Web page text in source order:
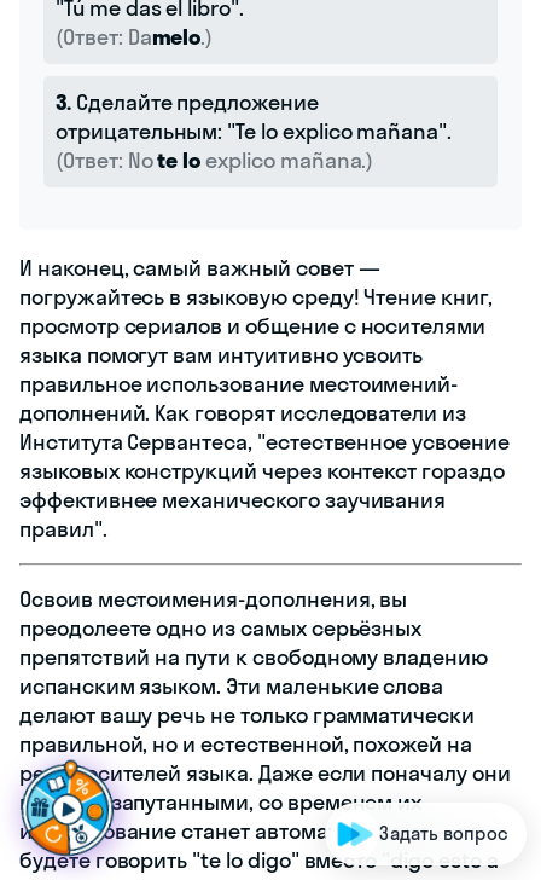
"Tú me das el libro".
(Ответ: Damelo.)
3.Сделайте предложение
отрицательным: "Te lo explico mañana".
(Ответ: Note loexplico mañana.)
И наконец, самый важный совет —
погружайтесь в языковую среду! Чтение книг,
просмотр сериалов и общение с носителями
языка помогут вам интуитивно усвоить
правильное использование местоимений-
дополнений. Как говорят исследователи из
Института Сервантеса, "естественное усвоение
языковых конструкций через контекст гораздо
эффективнее механического заучивания
правил".
Освоив местоимения-дополнения, вы
преодолеете одно из самых серьёзных
препятствий на пути к свободному владению
испанским языком. Эти маленькие слова
делают вашу речь не только грамматически
правильной, но и естественной, похожей на
речь носителей языка. Даже если поначалу они
кажутся запутанными, со временем их
использование станет автоматическим — вы
будете говорить "te lo digo" вместо "digo esto a
Го товысдела тьш
Задать вопрос